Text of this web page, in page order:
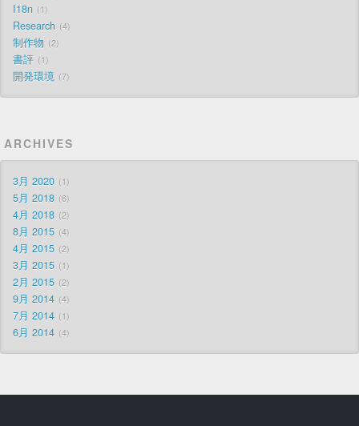
I18n 1
Research 4
制作物 2
書評 1
開発環境 7
ARCHIVES
3月 2020 1
5月 2018 6
4月 2018 2
8月 2015 4
4月 2015 2
3月 2015 1
2月 2015 2
9月 2014 4
7月 2014 1
6月 2014 4